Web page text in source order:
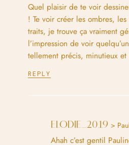
Quel plaisir de te voir
! Te voir créer les ombres,
traits, je trouve ça vraiment
l’impression de voir
tellement précis, minutieux
REPLY
ELODIE_2019 >
Ahah c’est gentil